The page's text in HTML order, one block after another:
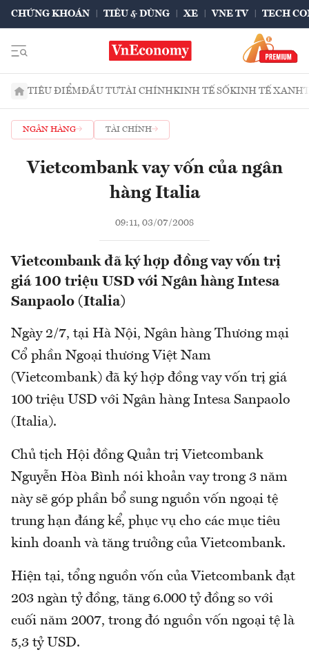
CHỨNG KHOÁN TIÊU & DÙNG XE VNE TV TECH
TIÊU ĐIỂMĐẦU TƯTÀI CHÍNHKINH TẾ SỐKINH TẾ XANH
NGÂN HÀNG TÀI CHÍNH
Vietcombank vay vốn của ngân
hàng Italia
09:11, 03/07/2008
Vietcombank đã ký hợp đồng vay vốn trị
giá 100 triệu USD với Ngân hàng Intesa
Sanpaolo (Italia)
Ngày 2/7, tại Hà Nội, Ngân hàng Thương mại
Cổ phần Ngoại thương Việt Nam
(Vietcombank) đã ký hợp đồng vay vốn trị giá
100 triệu USD với Ngân hàng Intesa Sanpaolo
(Italia).
Chủ tịch Hội đồng Quản trị Vietcombank
Nguyễn Hòa Bình nói khoản vay trong 3 năm
này sẽ góp phần bổ sung nguồn vốn ngoại tệ
trung hạn đáng kể, phục vụ cho các mục tiêu
kinh doanh và tăng trưởng của Vietcombank.
Hiện tại, tổng nguồn vốn của Vietcombank đạt
203 ngàn tỷ đồng, tăng 6.000 tỷ đồng so với
cuối năm 2007, trong đó nguồn vốn ngoại tệ là
5,3 tỷ USD.